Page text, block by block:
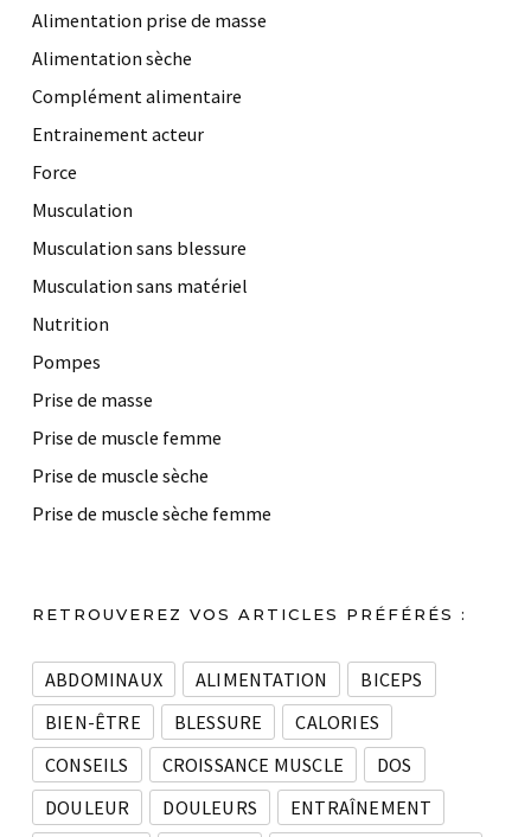
Alimentation prise de masse
Alimentation sèche
Complément alimentaire
Entrainement acteur
Force
Musculation
Musculation sans blessure
Musculation sans matériel
Nutrition
Pompes
Prise de masse
Prise de muscle femme
Prise de muscle sèche
Prise de muscle sèche femme
RETROUVEREZ VOS ARTICLES PRÉFÉRÉS :
ABDOMINAUX ALIMENTATION
BICEPS
BIEN-ÊTRE
BLESSURE
CALORIES
CONSEILS
CROISSANCE MUSCLE
DOS
DOULEUR
DOULEURS
ENTRAÎNEMENT